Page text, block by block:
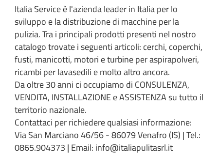
Italia Service è l'azienda leader in Italia per lo
sviluppo e la distribuzione di macchine per la
pulizia. Tra i principali prodotti presenti nel nostro
catalogo trovate i seguenti articoli: cerchi, coperchi,
fusti, manicotti, motori e turbine per aspirapolveri,
ricambi per lavasedili e molto altro ancora.
Da oltre 30 anni ci occupiamo di CONSULENZA,
VENDITA, INSTALLAZIONE e ASSISTENZA su tutto il
territorio nazionale.
Contattaci per richiedere qualsiasi informazione:
Via San Marciano 46/56 - 86079 Venafro (IS) | Tel.:
0865.904373 | Email: info@italiapulitasrl.it